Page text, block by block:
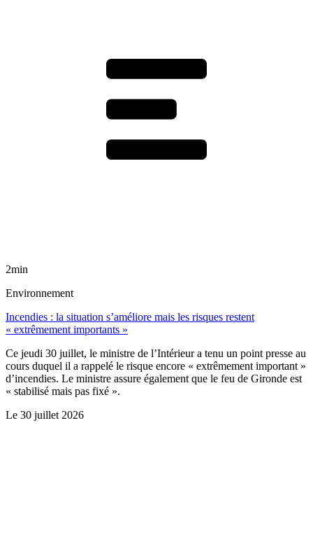
2min
Environnement
Incendies : la situation s’améliore mais les risques restent
« extrêmement importants »
Ce jeudi 30 juillet, le ministre de l’Intérieur a tenu un point presse au
cours duquel il a rappelé le risque encore « extrêmement important »
d’incendies. Le ministre assure également que le feu de Gironde est
« stabilisé mais pas fixé ».
Le 30 juillet 2026